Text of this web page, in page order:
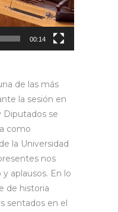
00:14
de las más
la sesión en
Diputados se
como
la Universidad
nos
aplausos. En lo
de historia
sentados en el